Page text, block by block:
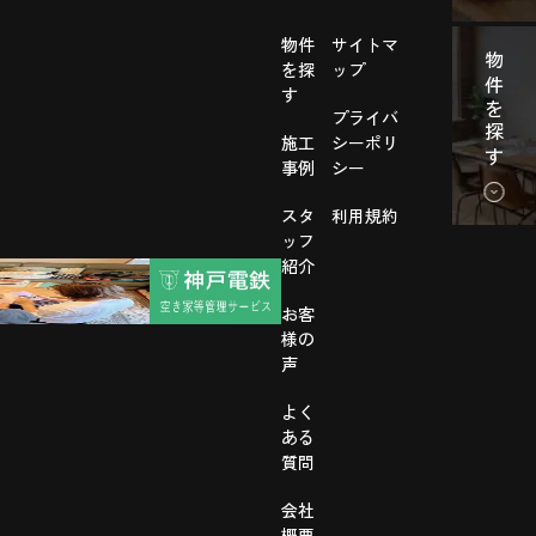
物件を探す
物件
を探
す
施工
事例
スタ
ッフ
紹介
お客
様の
声
よく
ある
質問
会社
サイトマ
ップ
プライバ
シーポリ
シー
利用規約